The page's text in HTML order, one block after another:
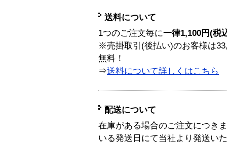
送料について
1つのご注文毎に一律1,100円(税
※売掛取引(後払い)のお客様は
無料！
⇒送料について詳しくはこちら
配送について
在庫がある場合のご注文につき
いる発送日にて当社より発送い